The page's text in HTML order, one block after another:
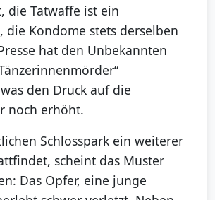
die Tatwaffe ist ein
die Kondome stets derselben
hat den Unbekannten
den Druck auf die
noch erhöht.
Schlosspark ein weiterer
scheint das Muster
Das Opfer, eine junge